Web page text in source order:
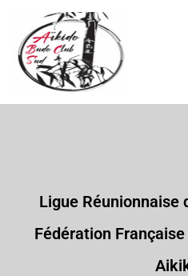
Ligue Réunionnaise
Fédération